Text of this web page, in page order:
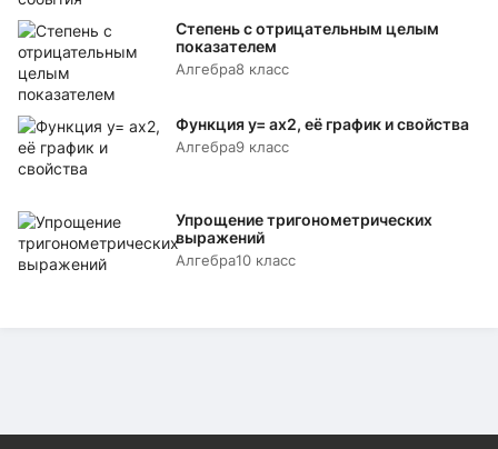
Степень с отрицательным целым
показателем
Алгебра8 класс
Функция y= аx2, её график и свойства
Алгебра9 класс
Упрощение тригонометрических
выражений
Алгебра10 класс